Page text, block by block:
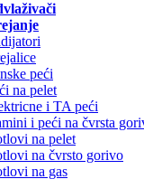
peći
na pelet
i TA peći
i peći na čvrsta
na pelet
na čvrsto gorivo
na gas